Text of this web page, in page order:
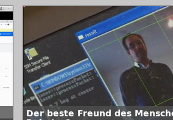
Der beste Freund des